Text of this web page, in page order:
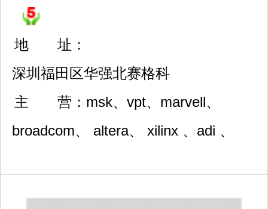
地 址：
深圳福田区华强北赛格科
技园4栋西5楼c11室
主 营： msk、vpt、marvell、
broadcom、 altera、 xilinx 、adi 、